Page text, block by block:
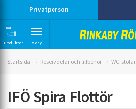
Privatperson
Produkter Meny
Startsida Reservdelar och tillbehör WC-stolar
IFÖ Spira Flottör